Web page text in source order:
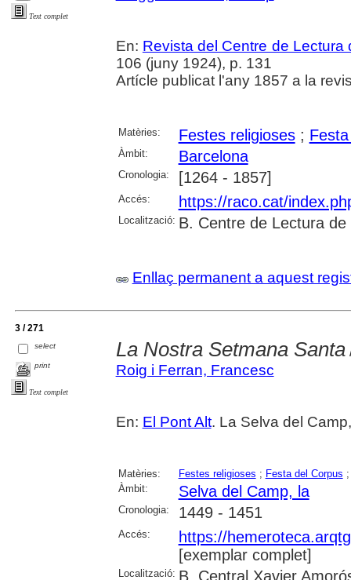
Text complet
En: Revista del Centre de Lectura
106 (juny 1924), p. 131
Artícle publicat l'any 1857 a la
Matèries: Festes religioses;
Àmbit: Barcelona
Cronologia: [1264 - 1857]
Accés: https://raco.cat/
Localització: B. Centre de Lectura de
Enllaç permanent a aquest
3 / 271
select
print
Text complet
La Nostra Setmana Santa
Roig i Ferran, Francesc
En: El Pont Alt. La Selva del
Matèries: Festes religioses ; Festa del Corpus
Àmbit:
Selva del Camp, la
Cronologia: 1449 - 1451
Accés:
https://
[exemplar complet]
Localització: B. Central Xavier